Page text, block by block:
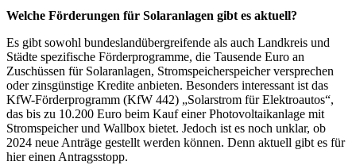
Welche Förderungen für Solaranlagen gibt es aktuell?
Es gibt sowohl bundeslandübergreifende als auch Landkreis und
Städte spezifische Förderprogramme, die Tausende Euro an
Zuschüssen für Solaranlagen, Stromspeicherspeicher versprechen
oder zinsgünstige Kredite anbieten. Besonders interessant ist das
KfW-Förderprogramm (KfW 442) „Solarstrom für Elektroautos“,
das bis zu 10.200 Euro beim Kauf einer Photovoltaikanlage mit
Stromspeicher und Wallbox bietet. Jedoch ist es noch unklar, ob
2024 neue Anträge gestellt werden können. Denn aktuell gibt es für
hier einen Antragsstopp.